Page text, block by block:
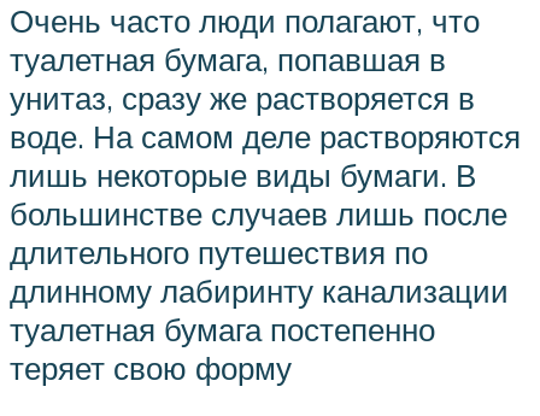
Очень часто люди полагают, что
туалетная бумага, попавшая в
унитаз, сразу же растворяется в
воде. На самом деле растворяются
лишь некоторые виды бумаги. В
большинстве случаев лишь после
длительного путешествия по
длинному лабиринту канализации
туалетная бумага постепенно
теряет свою форму